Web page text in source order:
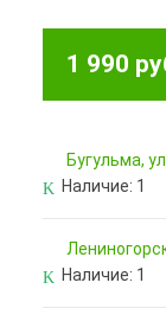
1 990
Бугульма,
Наличие: 1
Наличие: 1